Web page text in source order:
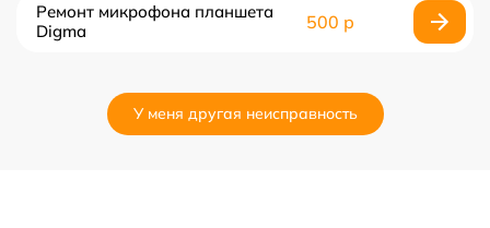
Ремонт микрофона планшета
Digma
500 р
У меня другая неисправность